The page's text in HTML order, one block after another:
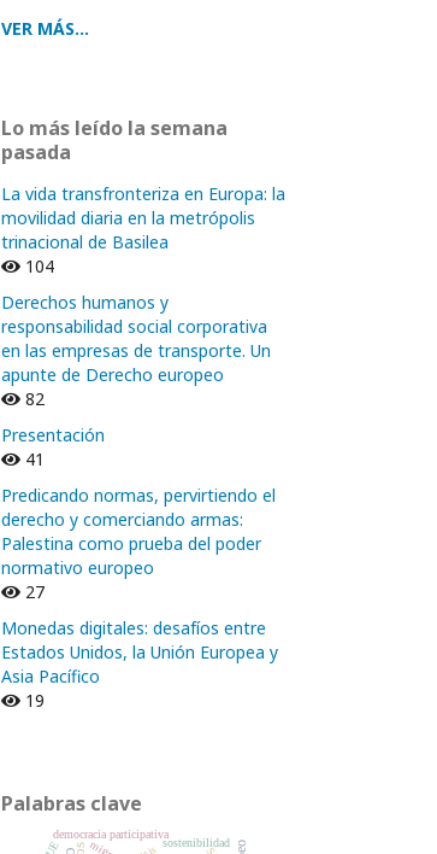
VER MÁS...
Lo más leído la semana
pasada
La vida transfronteriza en Europa: la
movilidad diaria en la metrópolis
trinacional de Basilea
104
Derechos humanos y
responsabilidad social corporativa
en las empresas de transporte. Un
apunte de Derecho europeo
82
Presentación
41
Predicando normas, pervirtiendo el
derecho y comerciando armas:
Palestina como prueba del poder
normativo europeo
27
Monedas digitales: desafíos entre
Estados Unidos, la Unión Europea y
Asia Pacífico
19
Palabras clave
sostenibilidad
democracia participativa